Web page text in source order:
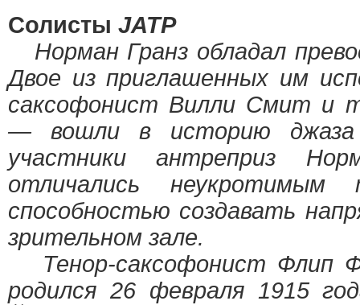
Солисты JATP
Норман Гранз обладал
Двое из приглашенных им
саксофонист Вилли Смит и
— вошли в историю джаза
участники антреприз
отличались
способностью создавать
зрительном зале.
Тенор-саксофонист Флип
родился 26 февраля 1915